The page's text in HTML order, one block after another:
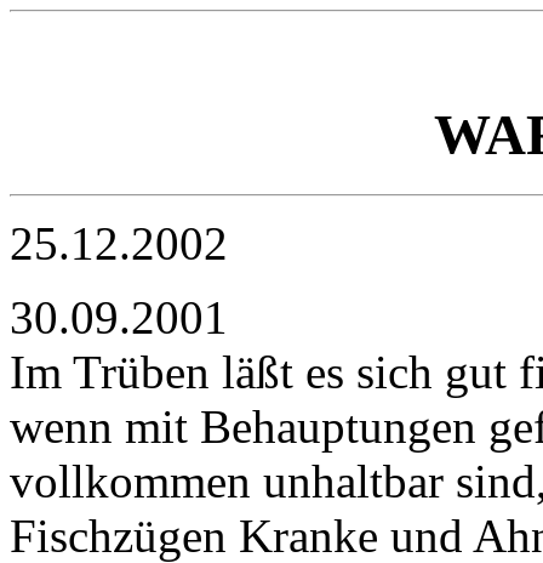
25.12.2002
30.09.2001
Im Trüben läßt es sich gut
wenn mit Behauptungen
vollkommen unhaltbar
Fischzügen Kranke und